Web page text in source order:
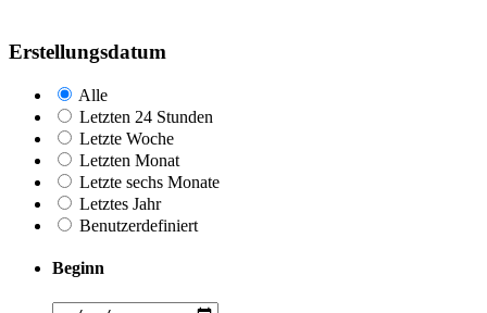
Erstellungsdatum
Alle
Letzten 24 Stunden
Letzte Woche
Letzten Monat
Letzte sechs Monate
Letztes Jahr
Benutzerdefiniert
Beginn